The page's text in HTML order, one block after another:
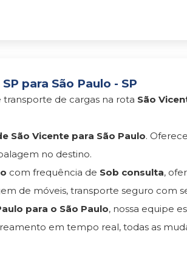
para São Paulo - SP
de cargas na rota São
São Vicente para São Paulo.
no destino.
com frequência de Sob consulta,
de móveis, transporte seguro com
para o São Paulo, nossa equipe
em tempo real, todas as